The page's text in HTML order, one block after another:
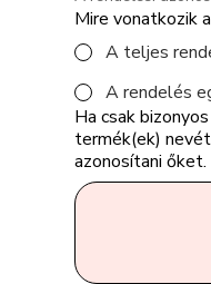
Mire vonatkozik
A teljes
A rendelés
Ha csak
termék(ek)
azonosítani őket.